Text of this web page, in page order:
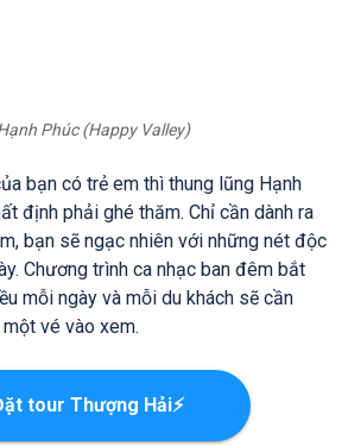
Phúc (Happy Valley)
bạn có trẻ em thì thung lũng Hạnh
định phải ghé thăm. Chỉ cần dành ra
bạn sẽ ngạc nhiên với những nét độc
Chương trình ca nhạc ban đêm bắt
mỗi ngày và mỗi du khách sẽ cần
vé vào xem.
tour Thượng Hải⚡